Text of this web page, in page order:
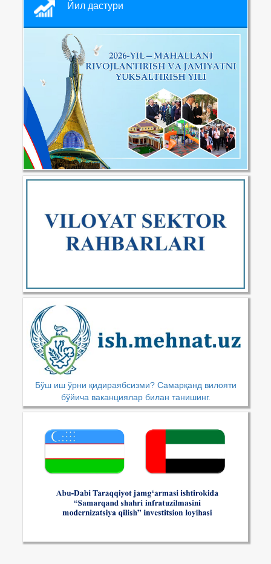
Йил дастури
Бўш иш ўрни қидираябсизми? Самарқанд вилояти
бўйича ваканциялар билан танишинг.